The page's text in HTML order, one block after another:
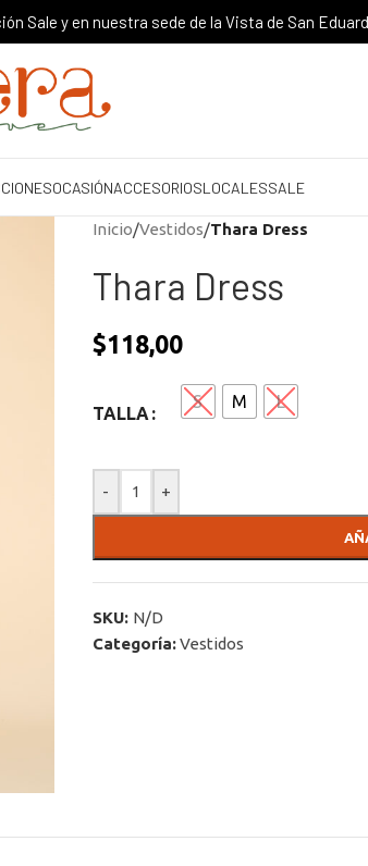
Sale y en nuestra sede de la Vista de San
OCASIÓNACCESORIOSLOCALESSALE
Inicio/Vestidos/Thara Dress
Thara Dress
$118,00
TALLA
S M L
- +
SKU: N/D
Categoría:Vestidos